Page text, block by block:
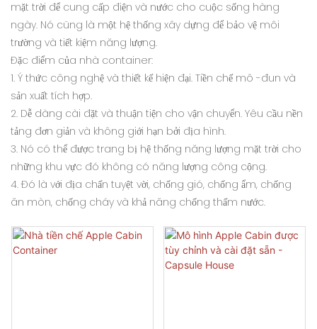
mặt trời để cung cấp điện và nước cho cuộc sống hàng
ngày. Nó cũng là một hệ thống xây dựng để bảo vệ môi
trường và tiết kiệm năng lượng.
Đặc điểm của nhà container:
1. Ý thức công nghệ và thiết kế hiện đại. Tiền chế mô -đun và
sản xuất tích hợp.
2. Dễ dàng cài đặt và thuận tiện cho vận chuyển. Yêu cầu nền
tảng đơn giản và không giới hạn bởi địa hình.
3. Nó có thể được trang bị hệ thống năng lượng mặt trời cho
những khu vực đó không có năng lượng công cộng.
4. Đó là với địa chấn tuyệt vời, chống gió, chống ẩm, chống
ăn mòn, chống cháy và khả năng chống thấm nước.